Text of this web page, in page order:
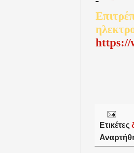
https://
Ετικέτες